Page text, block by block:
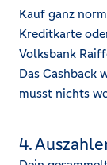
Kauf ganz
Kreditkarte
Volksbank
Das Cashback
musst nichts
4.